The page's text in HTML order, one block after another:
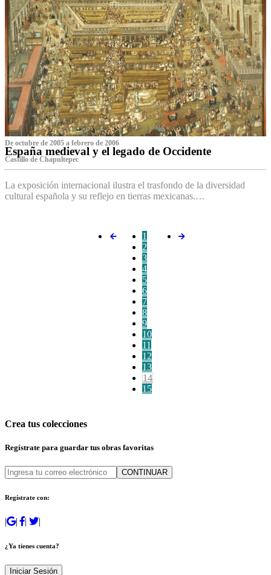
De octubre de 2005 a febrero de 2006
España medieval y el legado de Occidente
Castillo de Chapultepec
La exposición internacional ilustra el trasfondo de la diversidad
cultural española y su reflejo en tierras mexicanas.…
1
2
3
4
5
6
7
8
9
10
11
12
13
14
15
Crea tus colecciones
Regístrate para guardar tus obras favoritas
CONTINUAR
Regístrate con:
| | | |
¿Ya tienes cuenta?
Iniciar Sesión